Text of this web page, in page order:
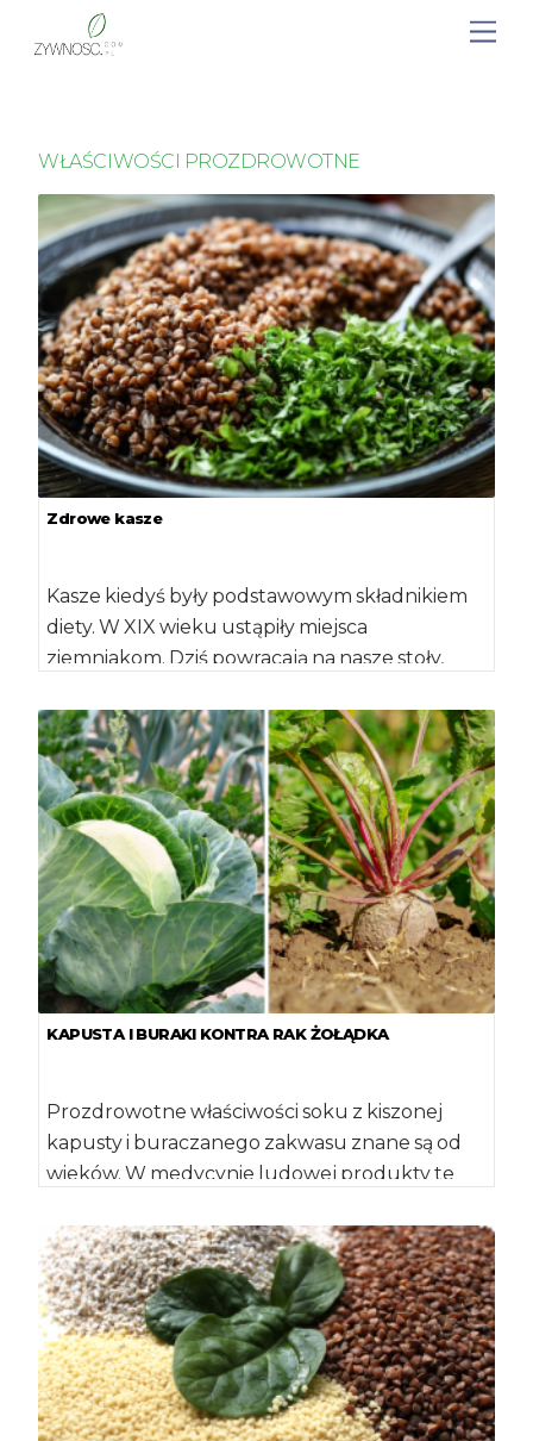
WŁAŚCIWOŚCI PROZDROWOTNE
Zdrowe kasze
Kasze kiedyś były podstawowym składnikiem
diety. W XIX wieku ustąpiły miejsca
ziemniakom. Dziś powracają na nasze stoły,
KAPUSTA I BURAKI KONTRA RAK ŻOŁĄDKA
Prozdrowotne właściwości soku z kiszonej
kapusty i buraczanego zakwasu znane są od
wieków. W medycynie ludowej produkty te